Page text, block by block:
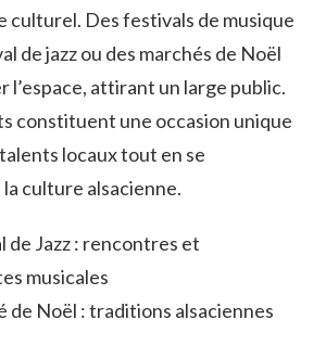
culturel. Des festivals de musique
de jazz ou des marchés de Noël
l’espace, attirant un large public.
constituent une occasion unique
locaux tout en se
culture alsacienne.
de Jazz : rencontres et
musicales
de Noël : traditions alsaciennes